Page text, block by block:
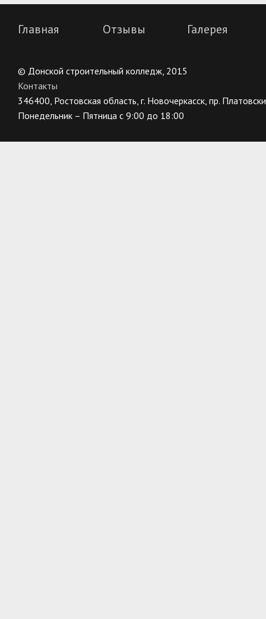
Главная Отзывы Галерея
© Донской строительный колледж, 2015
Контакты
346400, Ростовская область, г. Новочеркасск, пр.
Понедельник – Пятница с 9:00 до 18:00